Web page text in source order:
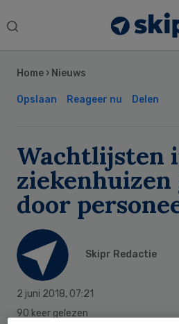
Search
Home › Nieuws
Opslaan Reageer nu Delen
Wachtlijsten
ziekenhuizen
door
Skipr Redactie
2 juni 2018, 07:21
90 keer gelezen
Sidebar